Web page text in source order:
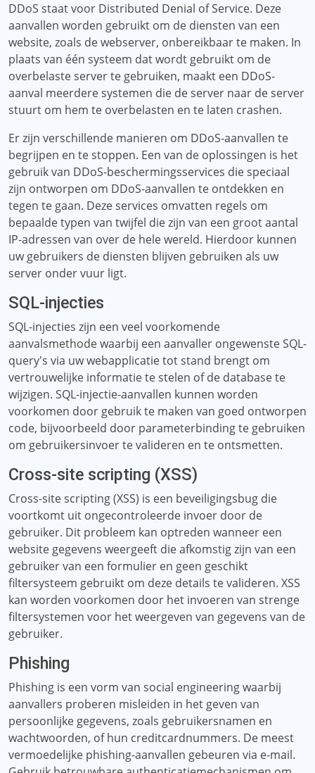
DDoS staat voor Distributed Denial of Service. Deze
aanvallen worden gebruikt om de diensten van een
website, zoals de webserver, onbereikbaar te maken. In
plaats van één systeem dat wordt gebruikt om de
overbelaste server te gebruiken, maakt een DDoS-
aanval meerdere systemen die de server naar de server
stuurt om hem te overbelasten en te laten crashen.
Er zijn verschillende manieren om DDoS-aanvallen te
begrijpen en te stoppen. Een van de oplossingen is het
gebruik van DDoS-beschermingsservices die speciaal
zijn ontworpen om DDoS-aanvallen te ontdekken en
tegen te gaan. Deze services omvatten regels om
bepaalde typen van twijfel die zijn van een groot aantal
IP-adressen van over de hele wereld. Hierdoor kunnen
uw gebruikers de diensten blijven gebruiken als uw
server onder vuur ligt.
SQL-injecties
SQL-injecties zijn een veel voorkomende
aanvalsmethode waarbij een aanvaller ongewenste SQL-
query's via uw webapplicatie tot stand brengt om
vertrouwelijke informatie te stelen of de database te
wijzigen. SQL-injectie-aanvallen kunnen worden
voorkomen door gebruik te maken van goed ontworpen
code, bijvoorbeeld door parameterbinding te gebruiken
om gebruikersinvoer te valideren en te ontsmetten.
Cross-site scripting (XSS)
Cross-site scripting (XSS) is een beveiligingsbug die
voortkomt uit ongecontroleerde invoer door de
gebruiker. Dit probleem kan optreden wanneer een
website gegevens weergeeft die afkomstig zijn van een
gebruiker van een formulier en geen geschikt
filtersysteem gebruikt om deze details te valideren. XSS
kan worden voorkomen door het invoeren van strenge
filtersystemen voor het weergeven van gegevens van de
gebruiker.
Phishing
Phishing is een vorm van social engineering waarbij
aanvallers proberen misleiden in het geven van
persoonlijke gegevens, zoals gebruikersnamen en
wachtwoorden, of hun creditcardnummers. De meest
vermoedelijke phishing-aanvallen gebeuren via e-mail.